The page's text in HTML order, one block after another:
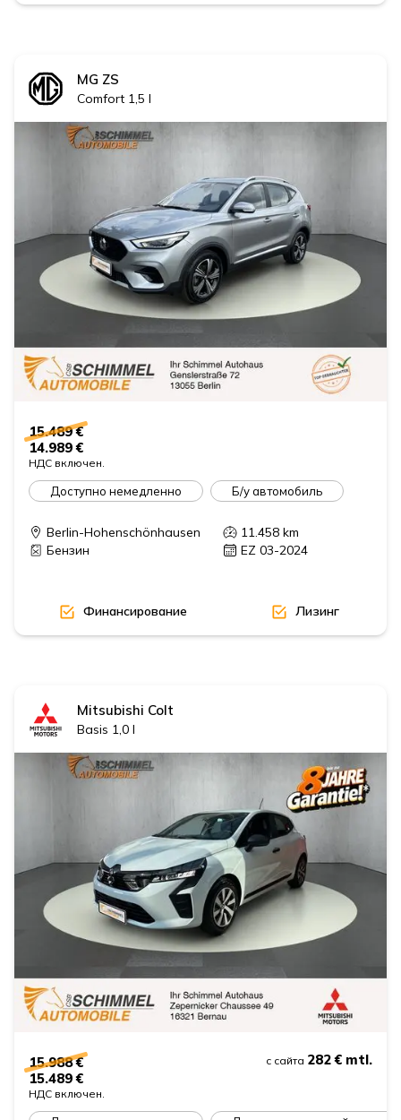
MG ZS
Comfort 1,5 l
15.489 €
14.989 €
НДС включен.
Доступно немедленно Б/у автомобиль
Berlin-Hohenschönhausen 11.458 km
Бензин
EZ 03-2024
Финансирование Лизинг
Mitsubishi Colt
Basis 1,0 l
15.988 €
15.489 €
НДС включен.
с сайта 282 € mtl.